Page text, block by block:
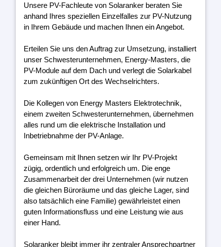
Unsere PV-Fachleute von Solaranker beraten Sie
anhand Ihres speziellen Einzelfalles zur PV-Nutzung
in Ihrem Gebäude und machen Ihnen ein Angebot.
Erteilen Sie uns den Auftrag zur Umsetzung, installiert
unser Schwesterunternehmen, Energy-Masters, die
PV-Module auf dem Dach und verlegt die Solarkabel
zum zukünftigen Ort des Wechselrichters.
Die Kollegen von Energy Masters Elektrotechnik,
einem zweiten Schwesterunternehmen, übernehmen
alles rund um die elektrische Installation und
Inbetriebnahme der PV-Anlage.
Gemeinsam mit Ihnen setzen wir Ihr PV-Projekt
zügig, ordentlich und erfolgreich um. Die enge
Zusammenarbeit der drei Unternehmen (wir nutzen
die gleichen Büroräume und das gleiche Lager, sind
also tatsächlich eine Familie) gewährleistet einen
guten Informationsfluss und eine Leistung wie aus
einer Hand.
Solaranker bleibt immer ihr zentraler Ansprechpartner